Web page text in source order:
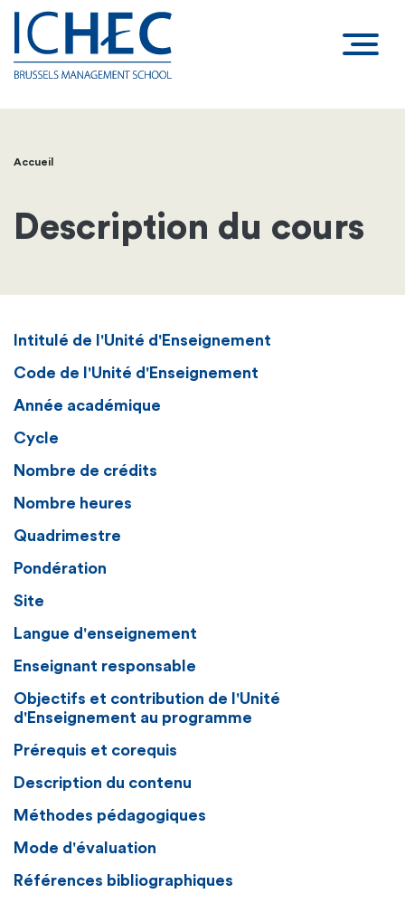
Fil
d'Ariane
Accueil
Description du cours
Intitulé de l'Unité d'Enseignement
Code de l'Unité d'Enseignement
Année académique
Cycle
Nombre de crédits
Nombre heures
Quadrimestre
Pondération
Site
Langue d'enseignement
Enseignant responsable
Objectifs et contribution de l'Unité
d'Enseignement au programme
Prérequis et corequis
Description du contenu
Méthodes pédagogiques
Mode d'évaluation
Références bibliographiques